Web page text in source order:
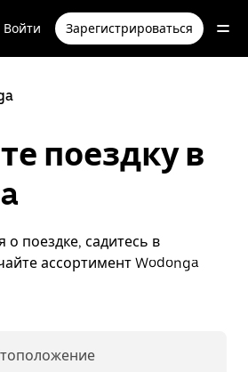
Войти Зарегистрироваться
поездку в
о поездке, садитесь в
ассортимент Wodonga